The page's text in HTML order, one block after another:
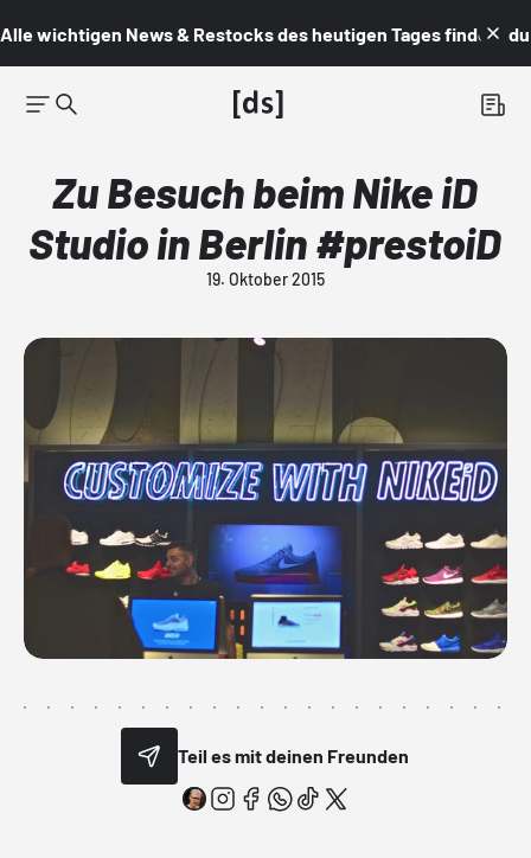
Alle wichtigen News & Restocks des heutigen Tages findest du
Zu Besuch beim Nike iD
Studio in Berlin #prestoiD
19. Oktober 2015
Teil es mit deinen Freunden